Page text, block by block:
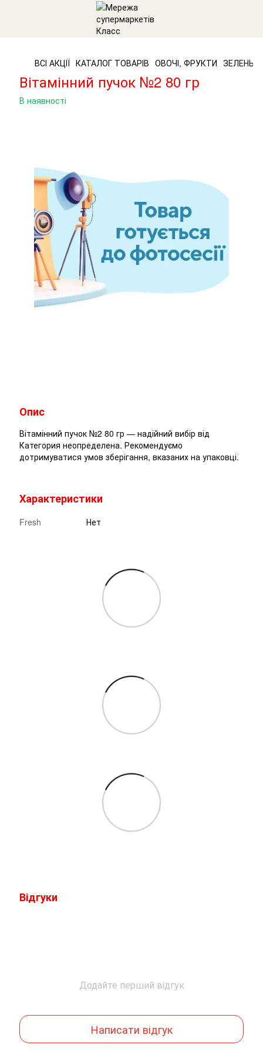
ВСІ АКЦІЇ КАТАЛОГ ТОВАРІВ ОВОЧІ, ФРУКТИ
Вітамінний пучок №2 80 гр
В наявності
Опис
Вітамінний пучок №2 80 гр — надійний вибір від
Категория неопределена. Рекомендуємо
дотримуватися умов зберігання, вказаних на упаковці.
Характеристики
Fresh Нет
Відгуки
Додайте перший відгук
Написати відгук